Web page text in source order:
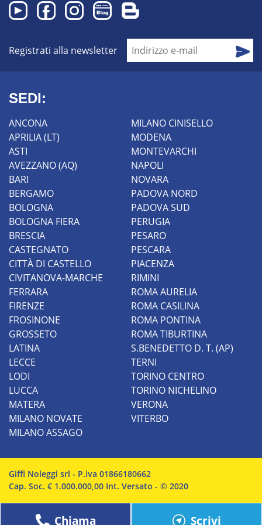
alle tue esigenze. Un team di professionisti ti
aspetta.
Registrati alla newsletter
SEDI:
ANCONA
APRILIA (LT)
ASTI
AVEZZANO (AQ)
BARI
BERGAMO
BOLOGNA
BOLOGNA FIERA
BRESCIA
CASTEGNATO
CITTÀ DI CASTELLO
CIVITANOVA-MARCHE
FERRARA
FIRENZE
FROSINONE
GROSSETO
LATINA
LECCE
LODI
LUCCA
MATERA
MILANO NOVATE
MILANO ASSAGO
MILANO CINISELLO
MODENA
MONTEVARCHI
NAPOLI
NOVARA
PADOVA NORD
PADOVA SUD
PERUGIA
PESARO
PESCARA
PIACENZA
RIMINI
ROMA AURELIA
ROMA CASILINA
ROMA PONTINA
ROMA TIBURTINA
S.BENEDETTO D. T. (AP)
TERNI
TORINO CENTRO
TORINO NICHELINO
VERONA
VITERBO
Giffi Noleggi srl - P.iva 01866180662
Cap. Soc. € 1.000.000,00 Int. Versato - © 2020
Chiama Scrivi